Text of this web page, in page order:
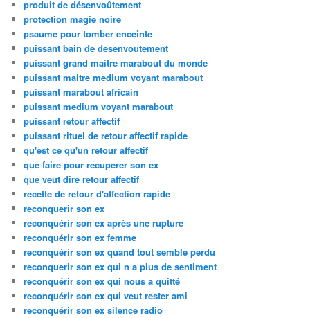
produit de désenvoûtement
protection magie noire
psaume pour tomber enceinte
puissant bain de desenvoutement
puissant grand maitre marabout du monde
puissant maitre medium voyant marabout
puissant marabout africain
puissant medium voyant marabout
puissant retour affectif
puissant rituel de retour affectif rapide
qu'est ce qu'un retour affectif
que faire pour recuperer son ex
que veut dire retour affectif
recette de retour d'affection rapide
reconquerir son ex
reconquérir son ex après une rupture
reconquérir son ex femme
reconquérir son ex quand tout semble perdu
reconquerir son ex qui n a plus de sentiment
reconquérir son ex qui nous a quitté
reconquérir son ex qui veut rester ami
reconquérir son ex silence radio